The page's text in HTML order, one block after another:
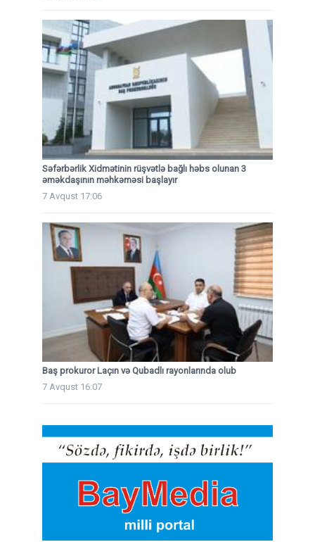
Səfərbərlik Xidmətinin rüşvətlə bağlı həbs olunan 3
əməkdaşının məhkəməsi başlayır
7 Avqust 17:06
Baş prokuror Laçın və Qubadlı rayonlarında olub
7 Avqust 16:07